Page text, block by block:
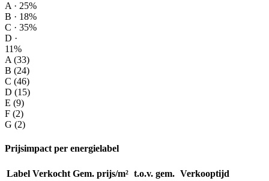
A · 25%
B · 18%
C · 35%
D ·
11%
A (33)
B (24)
C (46)
D (15)
E (9)
F (2)
G (2)
Prijsimpact per energielabel
Label Verkocht Gem. prijs/m² t.o.v. gem. Verkooptijd